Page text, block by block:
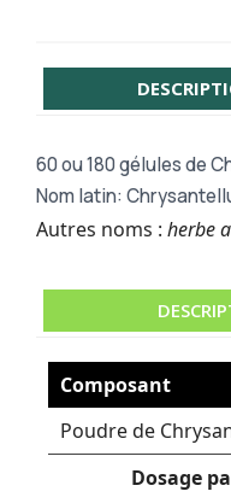
60 ou180 gélules de
Nom latin:
Autres noms : herbe
Composant
Poudre de
Dosage